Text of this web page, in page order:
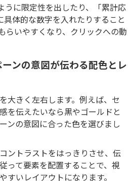
うに限定性を出したり、「累計応
体的な数字を入れたりすること
らいやすくなり、クリックへの動
ンの意図が伝わる配色とレ
大きく左右します。例えば、セ
を伝えたいなら黒やゴールドと
ンの意図に合った色を選びまし
ントラストをはっきりさせ、伝
って要素を配置することで、視
すいレイアウトになります。